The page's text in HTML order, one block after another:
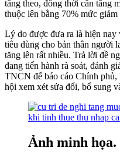
tăng theo, đồng thời cần tăng
thuộc lên bằng 70% mức
Lý do được đưa ra là hiện nay
tiêu dùng cho bản thân người
tăng lên rất nhiều. Trả lời đề
đang tiến hành rà soát, đánh
TNCN để báo cáo Chính
hội xem xét sửa đổi, bổ sung
Ảnh minh họa.